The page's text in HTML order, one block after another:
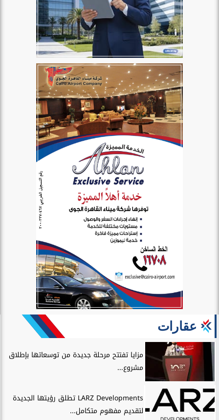
عقارات
مزايا تفتتح مرحلة جديدة من توسعاتها بإطلاق
مشروع...
LARZ Developments تطلق رؤيتها الجديدة
لتقديم مفهوم متكامل...